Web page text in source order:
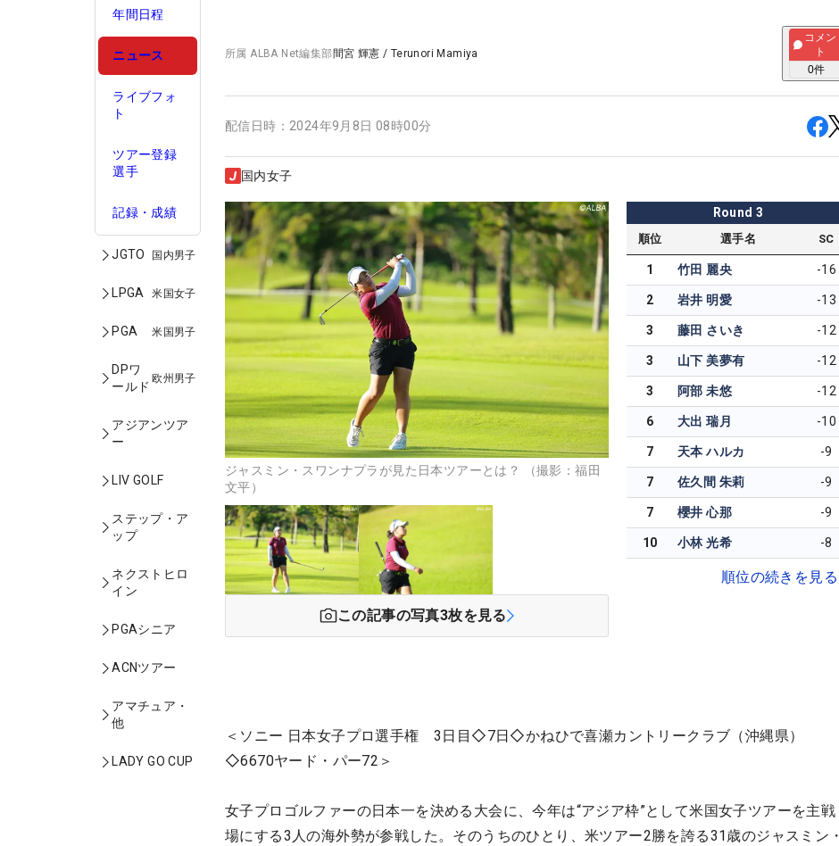
年間日程
ニュース
ライブフォ
ト
ツアー登録
選手
記録・成績
JGTO 国内男子
LPGA 米国女子
PGA 米国男子
DPワ
ールド
欧州男子
アジアンツア
ー
LIV GOLF
ステップ・ア
ップ
ネクストヒロ
イン
PGAシニア
ACNツアー
アマチュア・
他
LADY GO CUP
所属ALBA Net編集部間宮 輝憲 / Terunori Mamiya
コメン
ト
0件
配信日時： 2024年9月8日 08時00分
国内女子
ジャスミン・スワンナプラが見た日本ツアーとは？ （撮影：福田
文平）
この記事の写真3枚を見る
Round 3
順位 選手名 SC
1 竹田 麗央 -16
2 岩井 明愛 -13
3 藤田 さいき -12
3 山下 美夢有 -12
3 阿部 未悠 -12
6 大出 瑞月 -10
7 天本 ハルカ -9
7 佐久間 朱莉 -9
7 櫻井 心那 -9
10 小林 光希 -8
順位の続きを見る
＜ソニー 日本女子プロ選手権 3日目◇7日◇かねひで喜瀬カントリークラブ（沖縄県）
◇6670ヤード・パー72＞
女子プロゴルファーの日本一を決める大会に、今年は“アジア枠”として米国女子ツアーを主戦
場にする3人の海外勢が参戦した。そのうちのひとり、米ツアー2勝を誇る31歳のジャスミン・